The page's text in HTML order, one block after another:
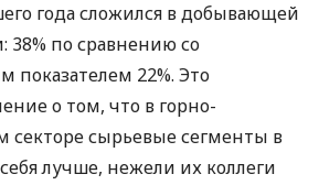
года сложился в добывающей
по сравнению со
показателем 22%. Это
о том, что в горно-
секторе сырьевые сегменты в
лучше, нежели их коллеги